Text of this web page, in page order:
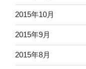
2015年10月
2015年9月
2015年8月